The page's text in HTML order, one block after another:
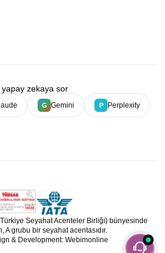
yapay zekaya sor
G Gemini P Perplexity
Seyahat Acenteler Birliği) bünyesinde
A grubu bir seyahat acentasıdır.
& Development: Webimonline